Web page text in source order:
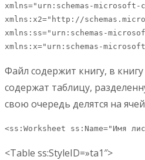
xmlns="urn:schemas-
xmlns:x2="http://
xmlns:ss="urn:schemas-
xmlns:x="urn:schemas-
Файл содержит книгу, в
содержат таблицу,
свою очередь делятся на
<ss:Worksheet ss:Name="Имя
<Table ss:StyleID=»ta1″>